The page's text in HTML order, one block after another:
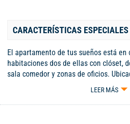
CARACTERÍSTICAS ESPECIALES
El apartamento de tus sueños está en
habitaciones dos de ellas con clóset,
sala comedor y zonas de oficios.
excelente vista e iluminación, detrás
piscina de niños y adultos, salón
LEER MÁS